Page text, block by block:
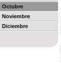
Octubre
Noviembre
Diciembre